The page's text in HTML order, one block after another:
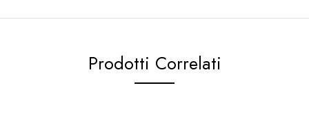
Prodotti Correlati